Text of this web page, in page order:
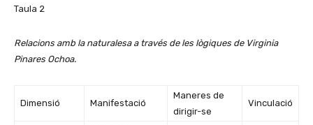
Taula 2
Relacions amb la naturalesa a través de les lògiques de Virginia
Pinares Ochoa.
Dimensió Manifestació
Maneres de
dirigir-se
Vinculació